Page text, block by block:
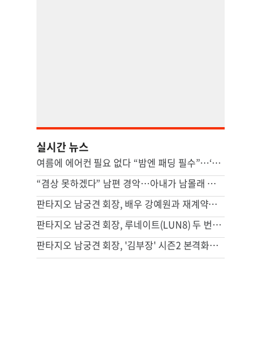
실시간 뉴스
여름에 에어컨 필요 없다 “밤엔 패딩 필수”…‘냉방 도시’ 어디
“겸상 못하겠다” 남편 경악…아내가 남몰래 즐긴 ‘충격적 간식’ [이혼의 세계]
판타지오 남궁견 회장, 배우 강예원과 재계약…새 프로필 공개하며 활동 재개
판타지오 남궁견 회장, 루네이트(LUN8) 두 번째 유럽투어 지원…글로벌 활동 확대
판타지오 남궁견 회장, '김부장' 시즌2 본격화… "흥행 신드롬 잇는다"